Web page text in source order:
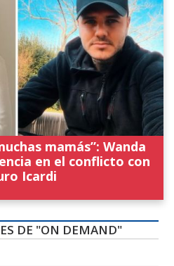
mamás”: Wanda
en el conflicto con
Icardi
DE "ON DEMAND"